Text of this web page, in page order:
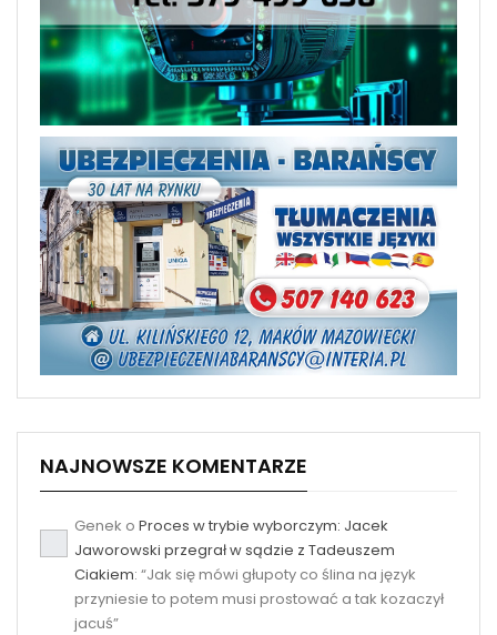
NAJNOWSZE KOMENTARZE
Genek o Proces w trybie wyborczym: Jacek
Jaworowski przegrał w sądzie z Tadeuszem
Ciakiem: “Jak się mówi głupoty co ślina na język
przyniesie to potem musi prostować a tak kozaczył
jacuś”